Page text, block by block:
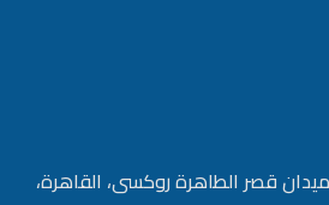
ميدان قصر الطاهرة روكسى، القاهرة،